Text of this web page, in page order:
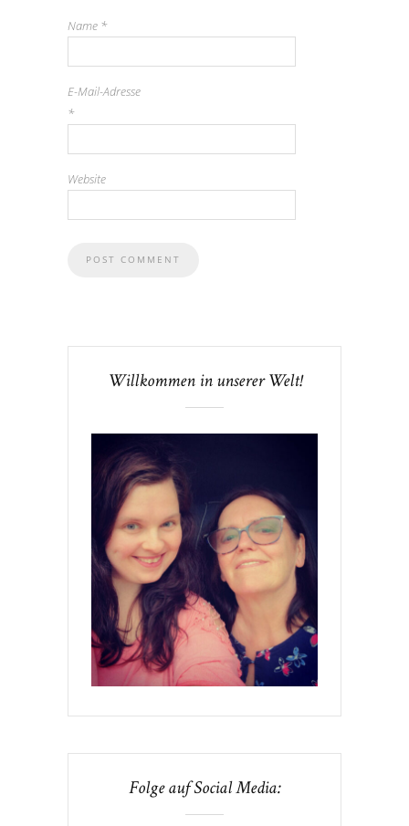
Name *
E-Mail-Adresse
*
Website
Willkommen in unserer Welt!
Folge auf Social Media: